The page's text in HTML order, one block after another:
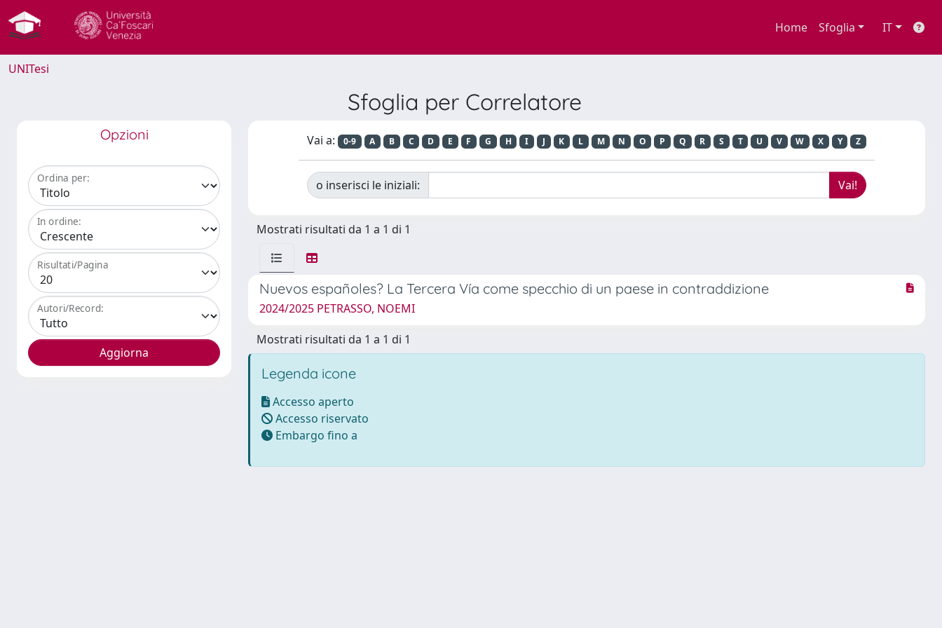
Home Sfoglia IT
UNITesi
Sfoglia per Correlatore
Opzioni
Ordina per:
In ordine:
Risultati/Pagina
Autori/Record:
Vai a: 0-9 A B C D E F G H I J K L M N O P Q R S T U V W X Y Z
o inserisci le iniziali:
Mostrati risultati da 1 a 1 di 1
Nuevos españoles? La Tercera Vía come specchio di un paese in contraddizione
2024/2025 PETRASSO, NOEMI
Mostrati risultati da 1 a 1 di 1
Legenda icone
Accesso aperto
Accesso riservato
Embargo fino a